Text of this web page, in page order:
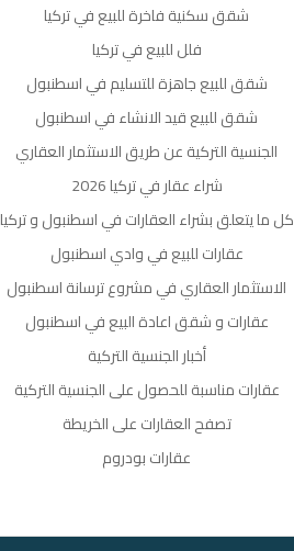
شقق سكنية فاخرة للبيع في تركيا
فلل للبيع في تركيا
شقق للبيع جاهزة للتسليم في اسطنبول
شقق للبيع قيد الانشاء في اسطنبول
الجنسية التركية عن طريق الاستثمار العقاري
شراء عقار في تركيا 2026
كل ما يتعلق بشراء العقارات في اسطنبول و تركيا
عقارات للبيع في وادي اسطنبول
الاستثمار العقاري في مشروع ترسانة اسطنبول
عقارات و شقق اعادة البيع في اسطنبول
أخبار الجنسية التركية
عقارات مناسبة للحصول على الجنسية التركية
تصفح العقارات على الخريطة
عقارات بودروم